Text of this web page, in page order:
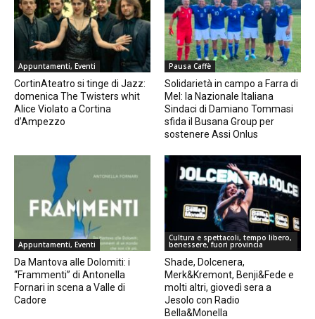
Appuntamenti, Eventi
CortinAteatro si tinge di Jazz:
domenica The Twisters whit
Alice Violato a Cortina
d’Ampezzo
Pausa Caffè
Solidarietà in campo a Farra di
Mel: la Nazionale Italiana
Sindaci di Damiano Tommasi
sfida il Busana Group per
sostenere Assi Onlus
Appuntamenti, Eventi
Da Mantova alle Dolomiti: i
“Frammenti” di Antonella
Fornari in scena a Valle di
Cadore
Cultura e spettacoli, tempo libero,
benessere, fuori provincia
Shade, Dolcenera,
Merk&Kremont, Benji&Fede e
molti altri, giovedì sera a
Jesolo con Radio
Bella&Monella